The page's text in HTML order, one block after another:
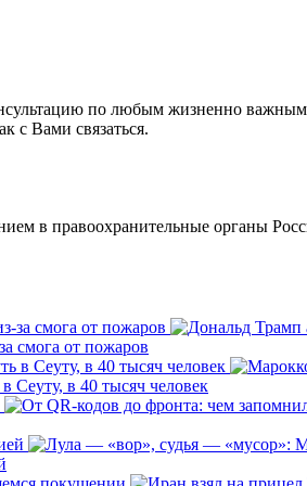
по любым жизненно
с Вами связаться.
в правоохранительные органы
смога от пожаров
Сеуту, в 40 тысяч человек